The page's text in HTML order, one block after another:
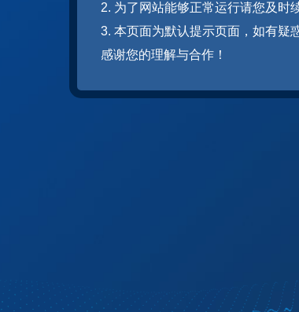
2. 为了网站能够正常运行请您及时
3. 本页面为默认提示页面，如有疑
感谢您的理解与合作！